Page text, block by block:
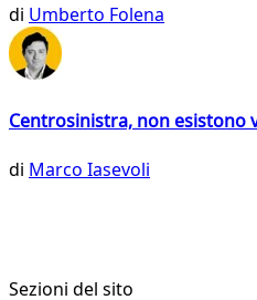
di Umberto Folena
Centrosinistra, non esistono
di Marco Iasevoli
Sezioni del sito